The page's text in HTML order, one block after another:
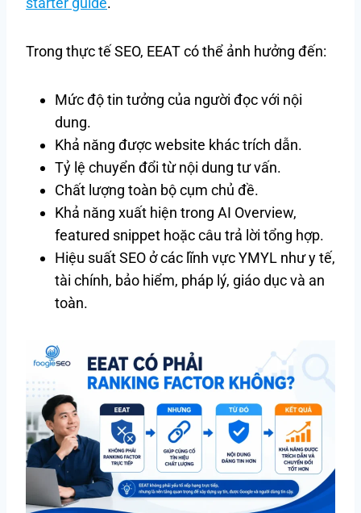
Trong thực tế SEO, EEAT có thể ảnh hưởng đến:
Mức độ tin tưởng của người đọc với nội
dung.
Khả năng được website khác trích dẫn.
Tỷ lệ chuyển đổi từ nội dung tư vấn.
Chất lượng toàn bộ cụm chủ đề.
Khả năng xuất hiện trong AI Overview,
featured snippet hoặc câu trả lời tổng hợp.
Hiệu suất SEO ở các lĩnh vực YMYL như y tế,
tài chính, bảo hiểm, pháp lý, giáo dục và an
toàn.